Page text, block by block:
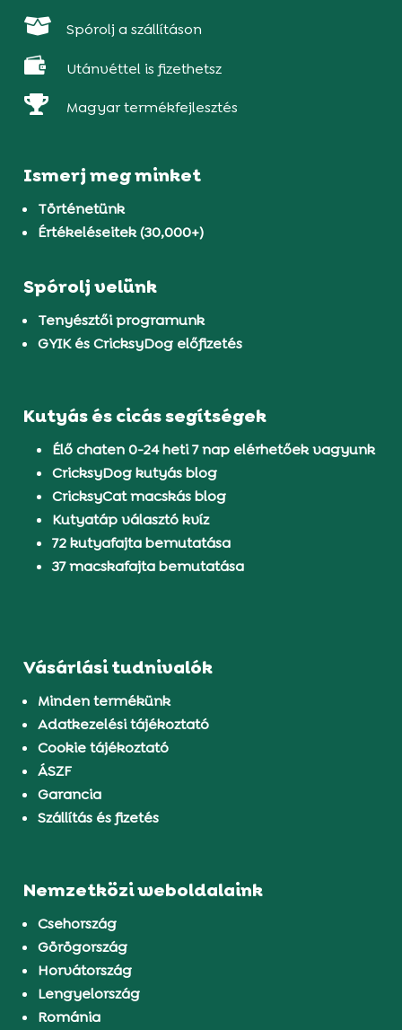
 Spórolj a szállításon
 Utánvéttel is fizethetsz
 Magyar termékfejlesztés
Ismerj meg minket
Történetünk
Értékeléseitek (30,000+)
Spórolj velünk
Tenyésztői programunk
GYIK és CricksyDog előfizetés
Kutyás és cicás segítségek
Élő chaten 0-24 heti 7 nap elérhetőek vagyunk
CricksyDog kutyás blog
CricksyCat macskás blog
Kutyatáp választó kvíz
72 kutyafajta bemutatása
37 macskafajta bemutatása
Vásárlási tudnivalók
Minden termékünk
Adatkezelési tájékoztató
Cookie tájékoztató
ÁSZF
Garancia
Szállítás és fizetés
Nemzetközi weboldalaink
Csehország
Görögország
Horvátország
Lengyelország
Románia